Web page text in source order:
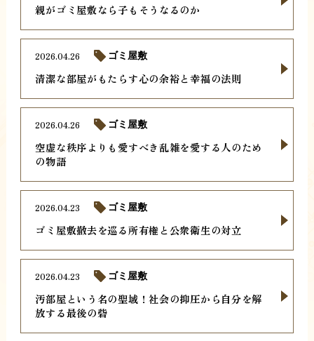
親がゴミ屋敷なら子もそうなるのか
清潔な部屋がもたらす心の余裕と幸福の法則
2026.04.26 ゴミ屋敷
空虚な秩序よりも愛すべき乱雑を愛する人のため
の物語
2026.04.26 ゴミ屋敷
ゴミ屋敷撤去を巡る所有権と公衆衛生の対立
2026.04.23 ゴミ屋敷
汚部屋という名の聖域！社会の抑圧から自分を解
放する最後の砦
2026.04.23 ゴミ屋敷